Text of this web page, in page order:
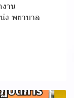
าน
ง พยาบาล